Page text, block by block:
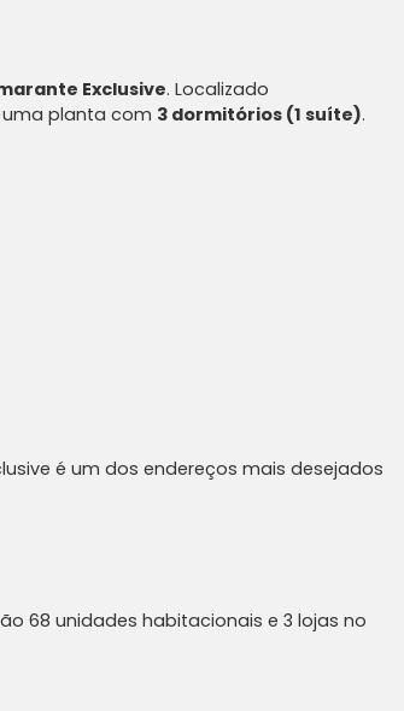
Exclusive. Localizado
planta com 3 dormitórios (1 suíte).
é um dos endereços mais desejados
68 unidades habitacionais e 3 lojas no